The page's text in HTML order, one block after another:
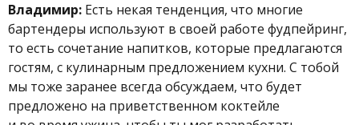
Владимир: Есть некая тенденция, что многие
бартендеры используют в своей работе фудпейринг,
то есть сочетание напитков, которые предлагаются
гостям, с кулинарным предложением кухни. С тобой
мы тоже заранее всегда обсуждаем, что будет
предложено на приветственном коктейле